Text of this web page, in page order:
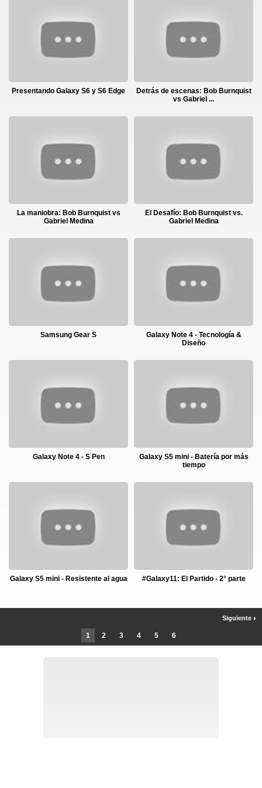
Presentando Galaxy S6 y S6 Edge
Detrás de escenas: Bob Burnquist
vs Gabriel ...
La maniobra: Bob Burnquist vs
Gabriel Medina
El Desafío: Bob Burnquist vs.
Gabriel Medina
Samsung Gear S
Galaxy Note 4 - Tecnología &
Diseño
Galaxy Note 4 - S Pen
Galaxy S5 mini - Batería por más
tiempo
Galaxy S5 mini - Resistente al agua #Galaxy11: El Partido - 2° parte
1 2 3 4 5 6
Siguiente